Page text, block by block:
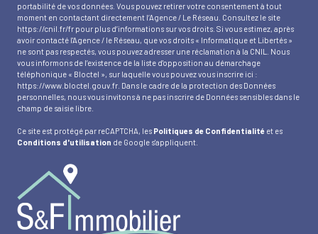
portabilité de vos données. Vous pouvez retirer votre consentement à tout
moment en contactant directement l’Agence / Le Réseau. Consultez le site
https://cnil.fr/fr pour plus d’informations sur vos droits. Si vous estimez, après
avoir contacté l'Agence / le Réseau, que vos droits « Informatique et Libertés »
ne sont pas respectés, vous pouvez adresser une réclamation à la CNIL. Nous
vous informons de l’existence de la liste d'opposition au démarchage
téléphonique « Bloctel », sur laquelle vous pouvez vous inscrire ici :
https://www.bloctel.gouv.fr . Dans le cadre de la protection des Données
personnelles, nous vous invitons à ne pas inscrire de Données sensibles dans le
champ de saisie libre.
Ce site est protégé par reCAPTCHA, lesPolitiques de Confidentialité et es
Conditions d'utilisation de Google s'appliquent.